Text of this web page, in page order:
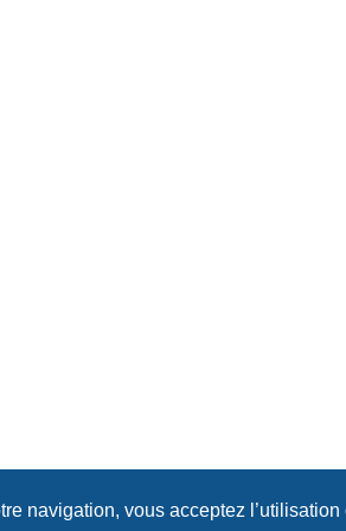
navigation, vous acceptez l’utilisation